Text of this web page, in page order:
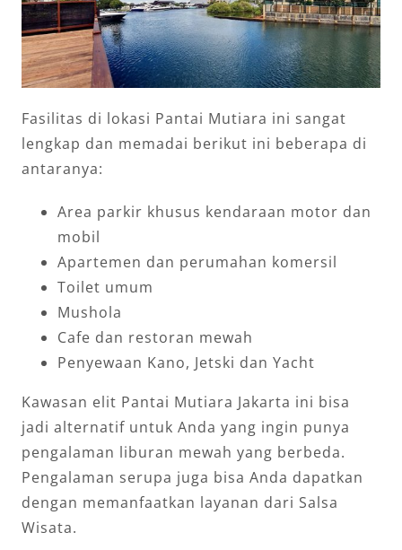
Fasilitas di lokasi Pantai Mutiara ini sangat
lengkap dan memadai berikut ini beberapa di
antaranya:
Area parkir khusus kendaraan motor dan
mobil
Apartemen dan perumahan komersil
Toilet umum
Mushola
Cafe dan restoran mewah
Penyewaan Kano, Jetski dan Yacht
Kawasan elit Pantai Mutiara Jakarta ini bisa
jadi alternatif untuk Anda yang ingin punya
pengalaman liburan mewah yang berbeda.
Pengalaman serupa juga bisa Anda dapatkan
dengan memanfaatkan layanan dari Salsa
Wisata.